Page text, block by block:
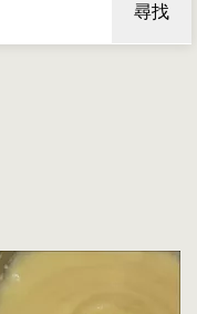
尋找